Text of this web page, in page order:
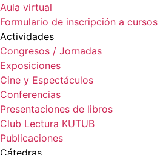
Aula virtual
Formulario de inscripción a cursos
Actividades
Congresos / Jornadas
Exposiciones
Cine y Espectáculos
Conferencias
Presentaciones de libros
Club Lectura KUTUB
Publicaciones